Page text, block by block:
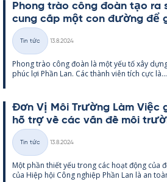
Phong trào công đoàn tạo ra
cung cấp một con đường để
Thể
loại
Tin tức
13.8.2024
Phong trào công đoàn là một yếu tố xây
phúc lợi Phần Lan. Các thành viên tích cực là...
Đơn Vị Môi Trường Làm Việc
hỗ trợ về các vấn đề môi
Thể
loại
Tin tức
13.8.2024
Một phần thiết yếu trong các hoạt động của
của Hiệp hội Công ng­hiệp Phần Lan là an